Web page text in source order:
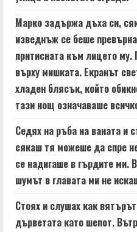
Марко задържа дъха си,
изведнъж се беше
притисната към лицето му.
върху мишката. Екранът
хладен блясък, който
тази нощ означаваше
Седях на ръба на ваната и
сякаш тя можеше да спре
се надигаше в гърдите ми.
шумът в главата ми не
Стоях и слушах как
дърветата като шепот.